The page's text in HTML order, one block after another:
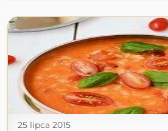
25 lipca 2015